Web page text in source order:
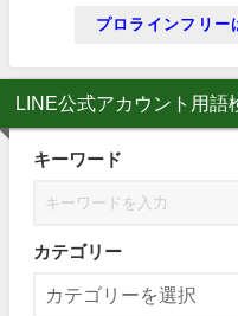
プロラインフリ
LINE公式アカウント用語
キーワード
カテゴリー